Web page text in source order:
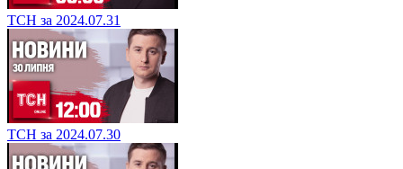
ТСН за 2024.07.31
ТСН за 2024.07.30